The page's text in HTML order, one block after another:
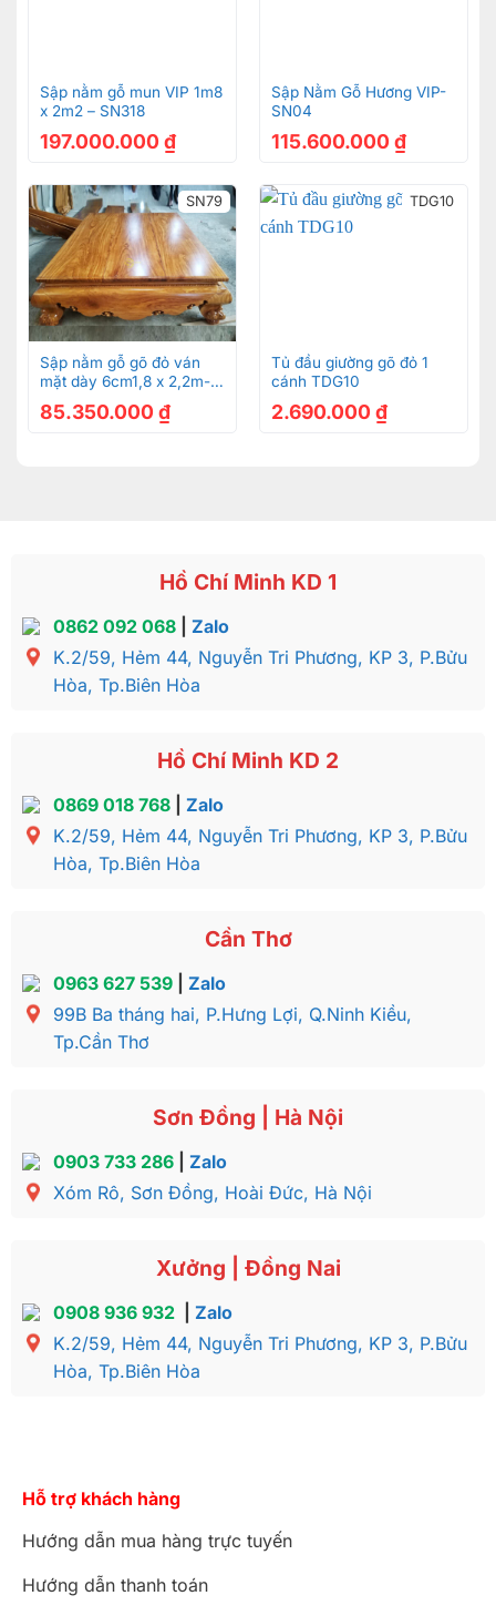
Tủ đầu giường cổ điển gỗ gõ đỏ sơn trắng dát vàng
đẳng cấp hoàng gia – TDG029D có 3 học kéo rộng rãi
Sập nằm gỗ mun VIP 1m8
x 2m2 – SN318
197.000.000 ₫
Sập Nằm Gỗ Hương VIP-
SN04
115.600.000 ₫
SN79
Sập nằm gỗ gõ đỏ ván
mặt dày 6cm1,8 x 2,2m-
SN79
85.350.000 ₫
TDG10
Tủ đầu giường gõ đỏ 1
cánh TDG10
2.690.000 ₫
Hồ Chí Minh KD 1
0862 092 068| Zalo
K.2/59, Hẻm 44, Nguyễn Tri Phương, KP 3, P.Bửu
Hòa, Tp.Biên Hòa
Hồ Chí Minh KD 2
0869 018 768| Zalo
K.2/59, Hẻm 44, Nguyễn Tri Phương, KP 3, P.Bửu
Hòa, Tp.Biên Hòa
Cần Thơ
0963 627 539| Zalo
99B Ba tháng hai, P.Hưng Lợi, Q.Ninh Kiều,
Tp.Cần Thơ
Sơn Đồng | Hà Nội
0903 733 286| Zalo
Xóm Rô, Sơn Đồng, Hoài Đức, Hà Nội
Xưởng | Đồng Nai
0908 936 932
Zalo
K.2/59, Hẻm 44, Nguyễn Tri Phương, KP 3, P.Bửu
Hòa, Tp.Biên Hòa
Hỗ trợ khách hàng
Hướng dẫn mua hàng trực tuyến
Hướng dẫn thanh toán